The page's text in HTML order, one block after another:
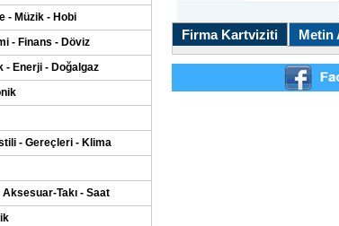
- Müzik - Hobi
- Finans - Döviz
- Enerji - Doğalgaz
- Gereçleri - Klima
Takı - Saat
Firma Kartviziti
Metin